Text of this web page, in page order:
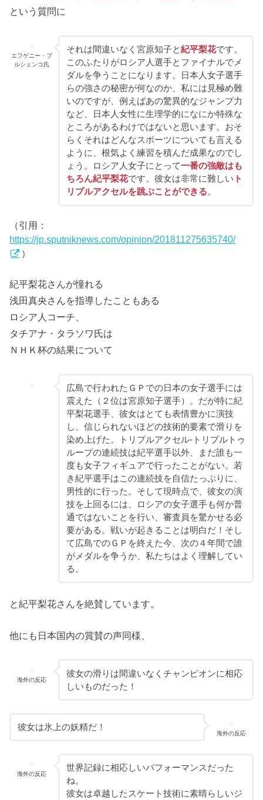
という質問に
エフゲニー・プ
ルシェンコ氏
それは間違いなく宮原知子と紀平梨花です。
このふたりがロシア人選手とファイナルでメ
ダルを争うことになります。日本人女子選手
らの強さの秘密が何なのか、私には見極め難
いのですが、例えばあの驚異的なジャンプ力
など、日本人女性に生理学的になにか特殊な
ところがあるわけではないと思います。おそ
らくそれはどんなスポーツについても言える
ように、根気よく練習を積んだ成果なのでし
ょう。ロシア人女子にとって一番の強敵はも
ちろん紀平梨花です。彼女は非常に難しい ト
リプルアクセルを跳ぶことができる。
（引用：
https://jp.sputniknews.com/opinion/201811275635740/
）
紀平梨花さんが憧れる
浅田真央さんを指導したこともある
ロシア人コーチ、
タチアナ・タラソワ氏は
ＮＨＫ杯の結果について
広島で行われたＧＰでの日本の女子選手には
震えた（２位は宮原知子選手）。だが特に紀
平梨花選手、彼女はとても表情豊かに演技
し、信じられないほどの技術的要素で滑りを
染め上げた。トリプルアクセル-トリプルトゥ
ループの連続技は紀平選手以外、まだ誰も一
度も女子フィギュアで行ったことがない。若
き紀平選手はこの連続技を自信たっぷりに、
男性的に行った。そして現時点で、彼女の演
技を上回るには、ロシアの女子選手も何か普
通ではないことを行い、審査員を驚かせる必
要がある。戦いが起きることは明白だ！そし
て広島でのＧＰを終えた今、次の４年間で誰
がメダルを争うか、私たちはよく理解してい
る。
と紀平梨花さんを絶賛しています。
他にも日本国内の賞賛の声同様、
海外の反応
彼女の滑りは間違いなくチャンピオンに相応
しいものだった！
海外の反応
彼女は氷上の妖精だ！
海外の反応
世界記録に相応しいパフォーマンスだった
ね。
彼女は卓越したスケート技術に素晴らしいジ